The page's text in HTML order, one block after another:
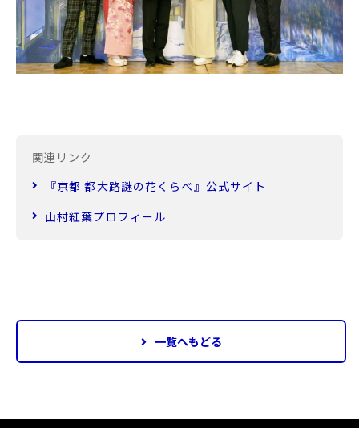
関連リンク
『京都 都大路謎の花くらべ』公式サイト
山村紅葉プロフィール
一覧へもどる